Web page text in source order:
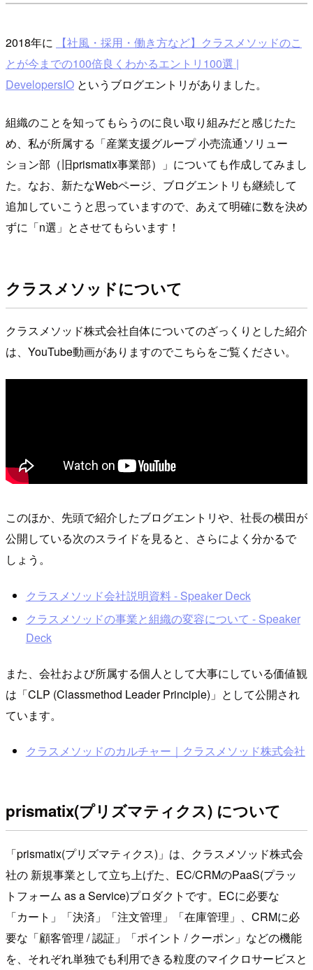
2018年に
【社風・採用・働き方など】クラスメソッドのこ
とが今までの100倍良くわかるエントリ100選 |
DevelopersIO というブログエントリがありました。
組織のことを知ってもらうのに良い取り組みだと感じたた
め、私が所属する「産業支援グループ 小売流通ソリュー
ション部（旧prismatix事業部）」についても作成してみまし
た。なお、新たなWebページ、ブログエントリも継続して
追加していこうと思っていますので、あえて明確に数を決め
ずに「n選」とさせてもらいます！
クラスメソッドについて
クラスメソッド株式会社自体についてのざっくりとした紹介
は、YouTube動画がありますのでこちらをご覧ください。
このほか、先頭で紹介したブログエントリや、社長の横田が
公開している次のスライドを見ると、さらによく分かるで
しょう。
クラスメソッド会社説明資料 - Speaker Deck
クラスメソッドの事業と組織の変容について - Speaker
Deck
また、会社および所属する個人として大事にしている価値観
は「CLP (Classmethod Leader Principle)」として公開され
ています。
クラスメソッドのカルチャー｜クラスメソッド株式会社
prismatix(プリズマティクス) について
「prismatix(プリズマティクス)」は、クラスメソッド株式会
社の 新規事業として立ち上げた、EC/CRMのPaaS(プラッ
トフォーム as a Service)プロダクトです。ECに必要な
「カート」「決済」「注文管理」「在庫管理」、CRMに必
要な「顧客管理 / 認証」「ポイント / クーポン」などの機能
を、それぞれ単独でも利用できる粒度のマイクロサービスと